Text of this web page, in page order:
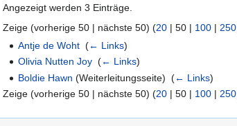
Angezeigt werden 3 Einträge.
Zeige (vorherige 50 | nächste 50) (20 | 50 | 100 | 250
Antje de Woht ‎(← Links)
Olivia Nutten Joy ‎(← Links)
Boldie Hawn (Weiterleitungsseite) ‎(← Links)
Zeige (vorherige 50 | nächste 50) (20 | 50 | 100 | 250